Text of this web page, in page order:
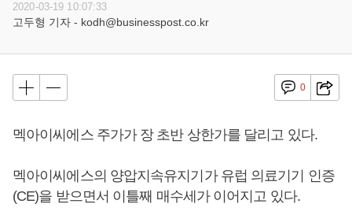
2020-03-19 10:07:33
고두형 기자 - kodh@businesspost.co.kr
0
멕아이씨에스 주가가 장 초반 상한가를 달리고 있다.
멕아이씨에스의 양압지속유지기가 유럽 의료기기 인증
(CE)을 받으면서 이틀째 매수세가 이어지고 있다.